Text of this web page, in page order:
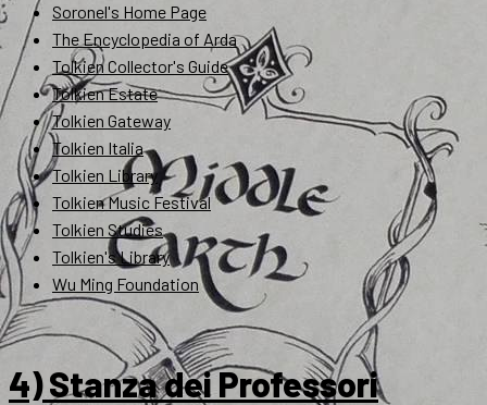
Soronel's Home Page
The Encyclopedia of Arda
Tolkien Collector's Guide
Tolkien Estate
Tolkien Gateway
Tolkien Italia
Tolkien Library
Tolkien Music Festival
Tolkien Studies
Tolkien's Library
Wu Ming Foundation
4) Stanza dei Professori